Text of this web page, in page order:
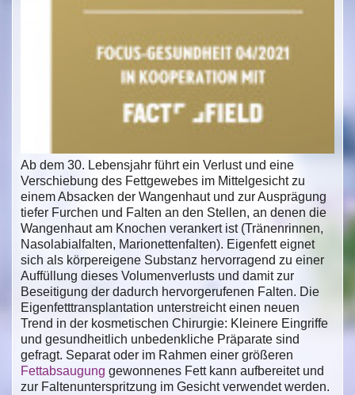
Ab dem 30. Lebensjahr führt ein Verlust und eine
Verschiebung des Fettgewebes im Mittelgesicht zu
einem Absacken der Wangenhaut und zur Ausprägung
tiefer Furchen und Falten an den Stellen, an denen die
Wangenhaut am Knochen verankert ist (Tränenrinnen,
Nasolabialfalten, Marionettenfalten). Eigenfett eignet
sich als körpereigene Substanz hervorragend zu einer
Auffüllung dieses Volumenverlusts und damit zur
Beseitigung der dadurch hervorgerufenen Falten. Die
Eigenfetttransplantation unterstreicht einen neuen
Trend in der kosmetischen Chirurgie: Kleinere Eingriffe
und gesundheitlich unbedenkliche Präparate sind
gefragt. Separat oder im Rahmen einer größeren
Fettabsaugung gewonnenes Fett kann aufbereitet und
zur Faltenunterspritzung im Gesicht verwendet werden.